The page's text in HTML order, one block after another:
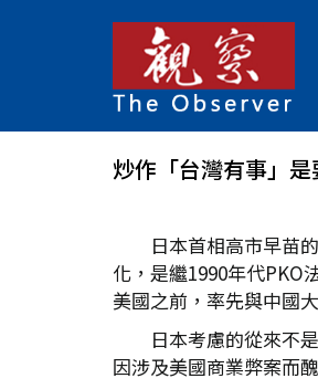
炒作「台灣有事」
日本首相高市早苗
化，是繼1990年代PKO
美國之前，率先與中國
日本考慮的從來不
因涉及美國商業弊案而